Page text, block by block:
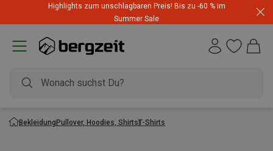
Highlights zum unschlagbaren Preis! Bis zu -60 % im
Summer Sale
BekleidungPullover, Hoodies, ShirtsT-Shirts